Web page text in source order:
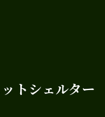
トシェルター